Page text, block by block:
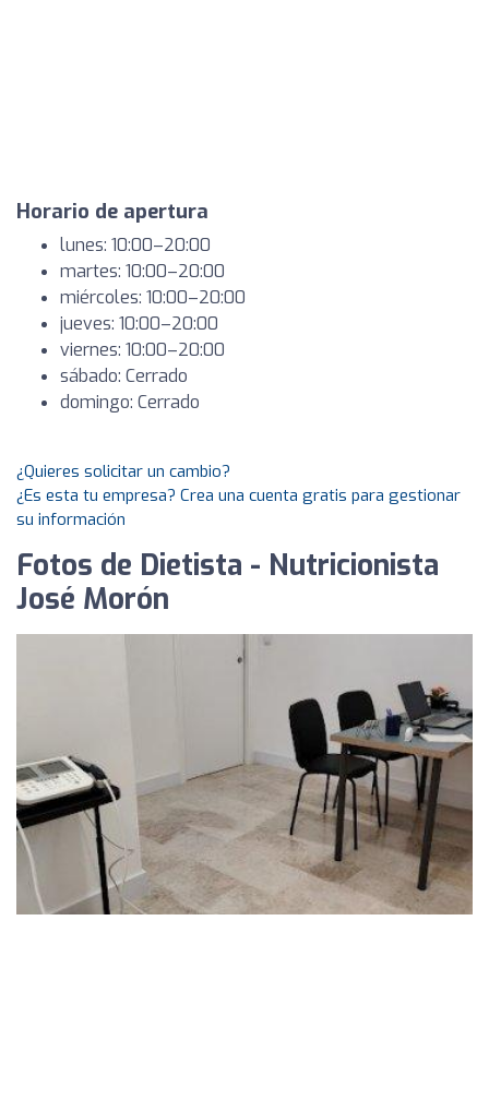
Horario de apertura
lunes: 10:00–20:00
martes: 10:00–20:00
miércoles: 10:00–20:00
jueves: 10:00–20:00
viernes: 10:00–20:00
sábado: Cerrado
domingo: Cerrado
¿Quieres solicitar un cambio?
¿Es esta tu empresa? Crea una cuenta gratis para gestionar
su información
Fotos de Dietista - Nutricionista
José Morón